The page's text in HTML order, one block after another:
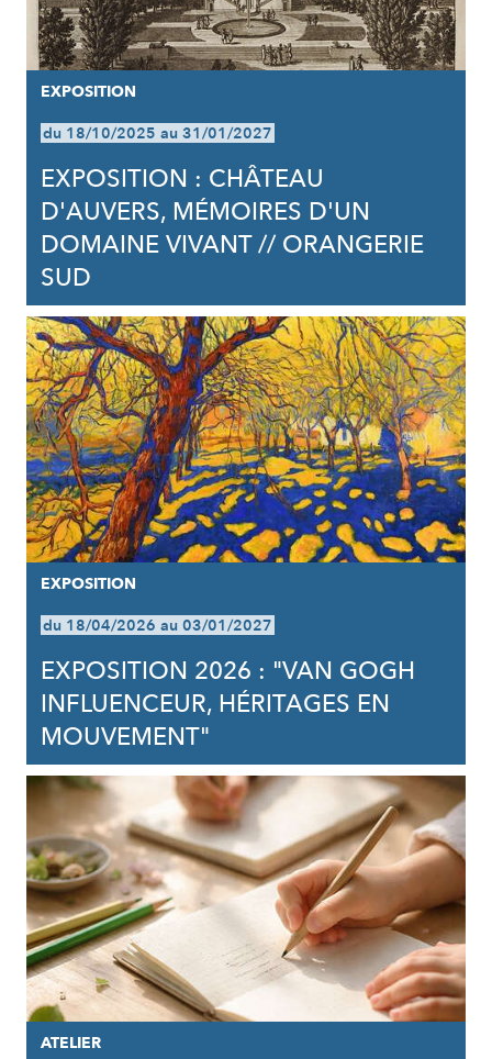
EXPOSITION
du 18/10/2025 au 31/01/2027
EXPOSITION : CHÂTEAU
D'AUVERS, MÉMOIRES D'UN
DOMAINE VIVANT // ORANGERIE
SUD
EXPOSITION
du 18/04/2026 au 03/01/2027
EXPOSITION 2026 : "VAN GOGH
INFLUENCEUR, HÉRITAGES EN
MOUVEMENT"
ATELIER